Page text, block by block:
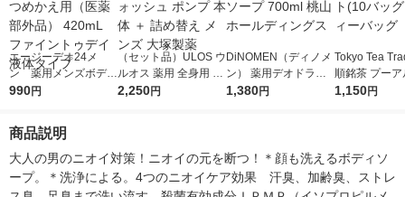
エージーデオ24メ
ン 薬用メンズボディ
クレンズ つめかえ用
液体タイプ
990円
（セット品）ULOS ウ
ルオス 薬用 全身用 ス
キンウォッシュ ポン
2,250円
DiNOMEN（ディノメ
ン） 薬用デオドラン
トボディソープ 700m
1,380円
Tokyo Tea
順銘茶 プー
セット(10バ
1,150円
商品説明
大人の男のニオイ対策！ニオイの元を断つ！＊顔も洗えるボディソ
ープ。＊洗浄による。4つのニオイケア効果　汗臭、加齢臭、ストレ